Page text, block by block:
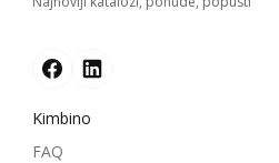
Kimbino
FAQ